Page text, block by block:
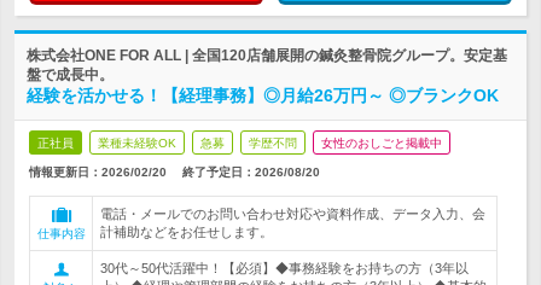
株式会社ONE FOR ALL | 全国120店舗展開の鍼灸整骨院グループ。安定基
盤で成長中。
経験を活かせる！【経理事務】◎月給26万円～ ◎ブランクOK
正社員 業種未経験OK 急募 学歴不問 女性のおしごと掲載中
情報更新日：2026/02/20 終了予定日： 2026/08/20
仕事内容
電話・メールでのお問い合わせ対応や資料作成、データ入力、会
計補助などをお任せします。
30代～50代活躍中！【必須】◆事務経験をお持ちの方（3年以